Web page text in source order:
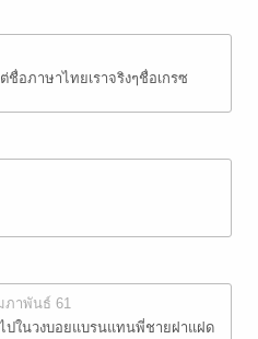
อภาษาไทยเราจริงๆชื่อเกรซ
ภาพันธ์ 61
ไปในวงบอยแบรนแทนพี่ชายฝาแฝด